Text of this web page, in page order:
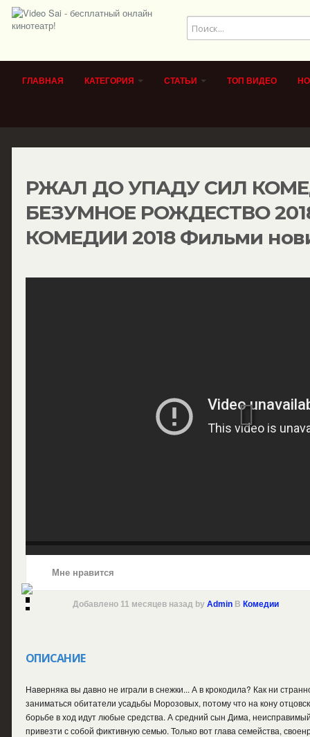
ГЛАВНАЯ КАТЕГОРИЯ СТАТЬИ ТОП ВИДЕО
РЖАЛ ДО УПАДУ СИЛ
БЕЗУМНОЕ РОЖДЕСТВО
КОМЕДИИ 2018 Фильми
Мне нравится
Добавлено 11 месяцев назад byAdmin ВКомедии
ОПИСАНИЕ
Наверняка вы давно не играли в снежки... А в крокодила? Как ни
заниматься обитатели усадьбы Морозовых, потому что на кону
борьбе в ход идут любые средства. А средний сын Дима,
привезти с собой фиктивную семью. Только вот глава семейства,